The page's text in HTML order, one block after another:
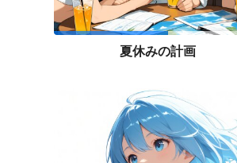
夏休みの計画